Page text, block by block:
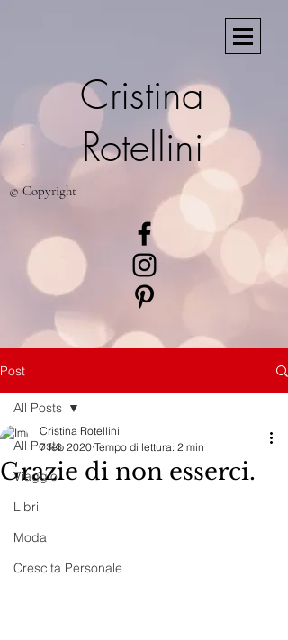
Cristina
Rotellini
© Copyright
Post
All Posts
Viaggio
Libri
Moda
Crescita Personale
All Posts
Grazie di non esserci.
Cristina Rotellini
7 feb 2020 Tempo di lettura: 2 min